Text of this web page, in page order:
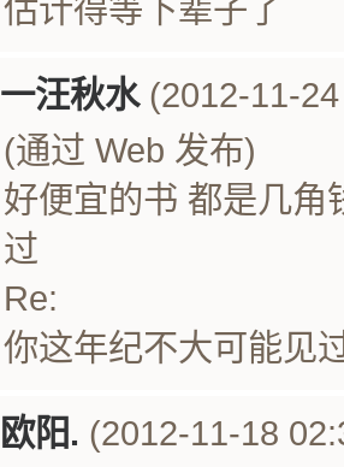
估计得等下辈子了
一汪秋水(2012-11-
(通过 Web 发布)
好便宜的书 都是几角
过
Re:
你这年纪不大可能见
欧阳. (2012-11-18